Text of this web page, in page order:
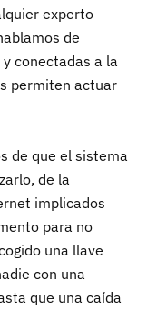
experto
de
conectadas a la
permiten actuar
de que el sistema
de la
implicados
para no
una llave
con una
que una caída